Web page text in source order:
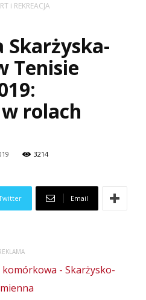
i REKREACJA
Tenisie
rolach
3214
Email